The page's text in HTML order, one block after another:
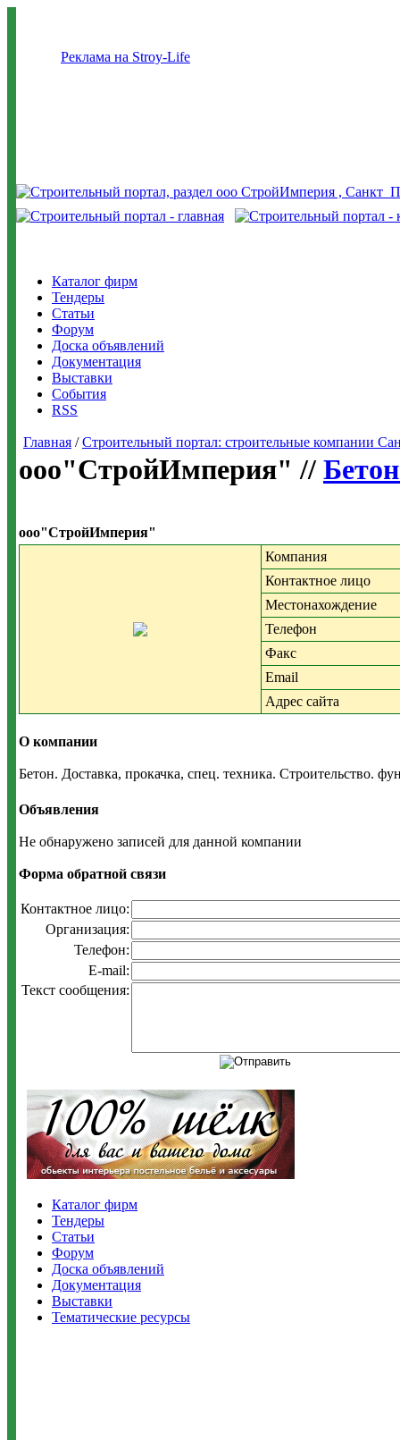
Реклама на Stroy-Life
Каталог фирм
Тендеры
Статьи
Форум
Доска объявлений
Документация
Выставки
События
RSS
Главная /Строительный портал: строительные компании
ооо"СтройИмперия" //
ооо"СтройИмперия"
Компания
Контактное лицо
Местонахождение
Телефон
Факс
Email
Адрес сайта
О компании
Бетон. Доставка, прокачка, спец. техника. Строительство.
Объявления
Не обнаружено записей для данной компании
Форма обратной связи
Контактное лицо:
Организация:
Телефон:
E-mail:
Текст сообщения:
Каталог фирм
Тендеры
Статьи
Форум
Доска объявлений
Документация
Выставки
Тематические ресурсы